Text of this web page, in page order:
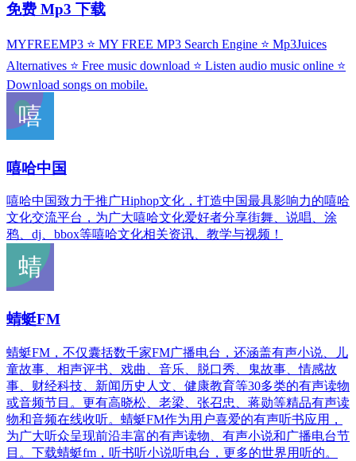
免费 Mp3 下载
MYFREEMP3 ⭐ MY FREE MP3 Search Engine ⭐ Mp3Juices
Alternatives ⭐ Free music download ⭐ Listen audio music online ⭐
Download songs on mobile.
嘻哈中国
嘻哈中国致力于推广Hiphop文化，打造中国最具影响力的嘻哈
文化交流平台，为广大嘻哈文化爱好者分享街舞、说唱、涂
鸦、dj、bbox等嘻哈文化相关资讯、教学与视频！
蜻蜓FM
蜻蜓FM，不仅囊括数千家FM广播电台，还涵盖有声小说、儿
童故事、相声评书、戏曲、音乐、脱口秀、鬼故事、情感故
事、财经科技、新闻历史人文、健康教育等30多类的有声读物
或音频节目。更有高晓松、老梁、张召忠、蒋勋等精品有声读
物和音频在线收听。蜻蜓FM作为用户喜爱的有声听书应用，
为广大听众呈现前沿丰富的有声读物、有声小说和广播电台节
目。下载蜻蜓fm，听书听小说听电台，更多的世界用听的。